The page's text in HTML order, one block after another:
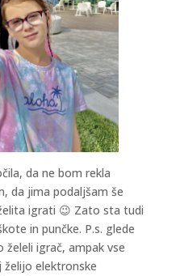
da ne bom rekla
da jima podaljšam še
igrati 😉 Zato sta tudi
in punčke. P.s. glede
igrač, ampak vse
želijo elektronske